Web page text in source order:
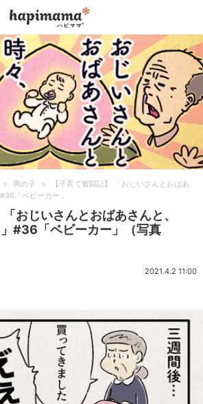
> 男の子 >
【子育て奮闘記】 「おじいさんとおばあ
「ベビーカー」
「おじいさんとおばあさんと、
#36「ベビーカー」（写真
2021.4.2 11:00